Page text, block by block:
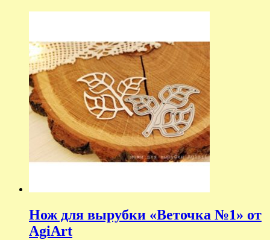
Нож для вырубки «Веточка №1» от
AgiArt